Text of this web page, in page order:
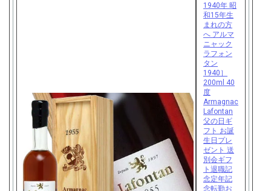
1940年 昭
和15年生
まれの方
へ アルマ
ニャック
ラフォン
タン
1940］
200ml 40
度
Armagnac
Lafontan
父の日ギ
フト お誕
生日プレ
ゼント 送
別会ギフ
ト退職記
念定年記
念転勤お